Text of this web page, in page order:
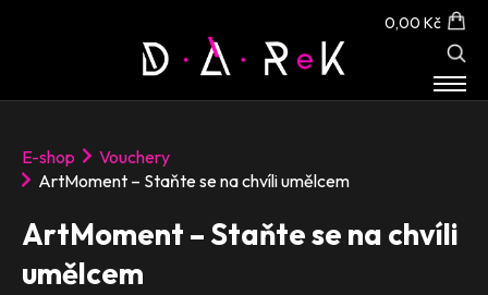
0,00 Kč
E-shop
Vouchery
ArtMoment – Staňte se na chvíli umělcem
ArtMoment – Staňte se na chvíli
umělcem